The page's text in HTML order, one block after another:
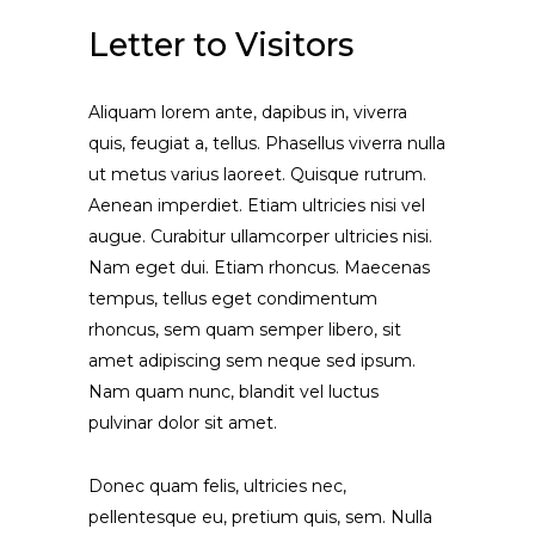
Letter to Visitors
Aliquam lorem ante, dapibus in, viverra
quis, feugiat a, tellus. Phasellus viverra nulla
ut metus varius laoreet. Quisque rutrum.
Aenean imperdiet. Etiam ultricies nisi vel
augue. Curabitur ullamcorper ultricies nisi.
Nam eget dui. Etiam rhoncus. Maecenas
tempus, tellus eget condimentum
rhoncus, sem quam semper libero, sit
amet adipiscing sem neque sed ipsum.
Nam quam nunc, blandit vel luctus
pulvinar dolor sit amet.
Donec quam felis, ultricies nec,
pellentesque eu, pretium quis, sem. Nulla